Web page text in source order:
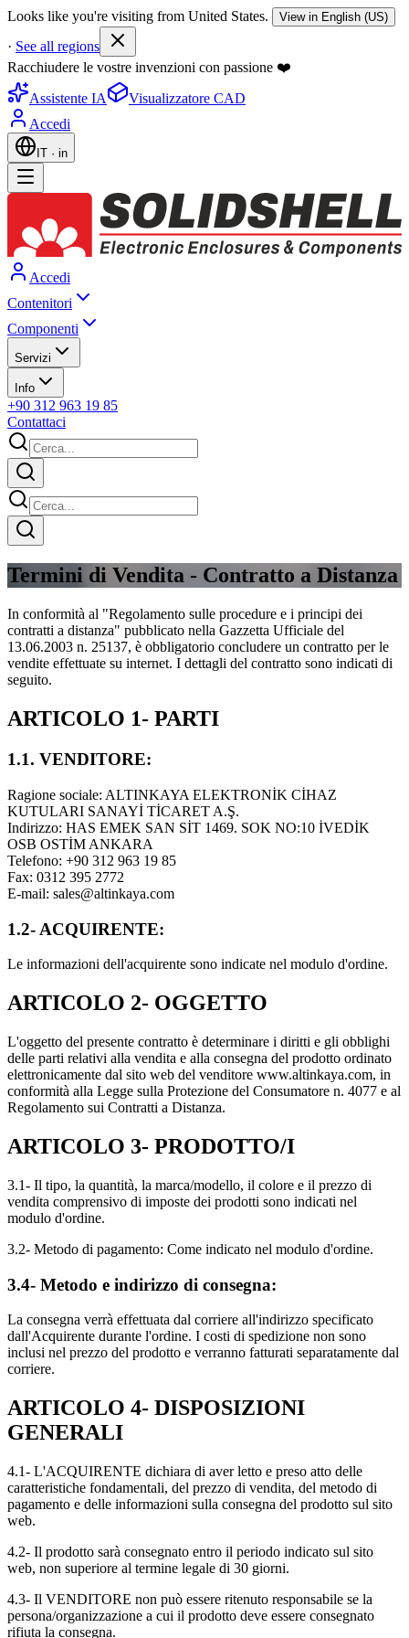
Looks like you're visiting from United States. View in English (US)
· See all regions
Racchiudere le vostre invenzioni con passione ❤️
Assistente IA
Visualizzatore CAD
Accedi
IT · in
Accedi
Contenitori
Componenti
Servizi
Info
+90 312 963 19 85
Contattaci
Termini di Vendita - Contratto a Distanza
In conformità al "Regolamento sulle procedure e i principi dei
contratti a distanza" pubblicato nella Gazzetta Ufficiale del
13.06.2003 n. 25137, è obbligatorio concludere un contratto per le
vendite effettuate su internet. I dettagli del contratto sono indicati di
seguito.
ARTICOLO 1- PARTI
1.1. VENDITORE:
Ragione sociale: ALTINKAYA ELEKTRONİK CİHAZ
KUTULARI SANAYİ TİCARET A.Ş.
Indirizzo: HAS EMEK SAN SİT 1469. SOK NO:10 İVEDİK
OSB OSTİM ANKARA
Telefono: +90 312 963 19 85
Fax: 0312 395 2772
E-mail: sales@altinkaya.com
1.2- ACQUIRENTE:
Le informazioni dell'acquirente sono indicate nel modulo d'ordine.
ARTICOLO 2- OGGETTO
L'oggetto del presente contratto è determinare i diritti e gli obblighi
delle parti relativi alla vendita e alla consegna del prodotto ordinato
elettronicamente dal sito web del venditore www.altinkaya.com, in
conformità alla Legge sulla Protezione del Consumatore n. 4077 e al
Regolamento sui Contratti a Distanza.
ARTICOLO 3- PRODOTTO/I
3.1- Il tipo, la quantità, la marca/modello, il colore e il prezzo di
vendita comprensivo di imposte dei prodotti sono indicati nel
modulo d'ordine.
3.2- Metodo di pagamento: Come indicato nel modulo d'ordine.
3.4- Metodo e indirizzo di consegna:
La consegna verrà effettuata dal corriere all'indirizzo specificato
dall'Acquirente durante l'ordine. I costi di spedizione non sono
inclusi nel prezzo del prodotto e verranno fatturati separatamente dal
corriere.
ARTICOLO 4- DISPOSIZIONI
GENERALI
4.1- L'ACQUIRENTE dichiara di aver letto e preso atto delle
caratteristiche fondamentali, del prezzo di vendita, del metodo di
pagamento e delle informazioni sulla consegna del prodotto sul sito
web.
4.2- Il prodotto sarà consegnato entro il periodo indicato sul sito
web, non superiore al termine legale di 30 giorni.
4.3- Il VENDITORE non può essere ritenuto responsabile se la
persona/organizzazione a cui il prodotto deve essere consegnato
rifiuta la consegna.